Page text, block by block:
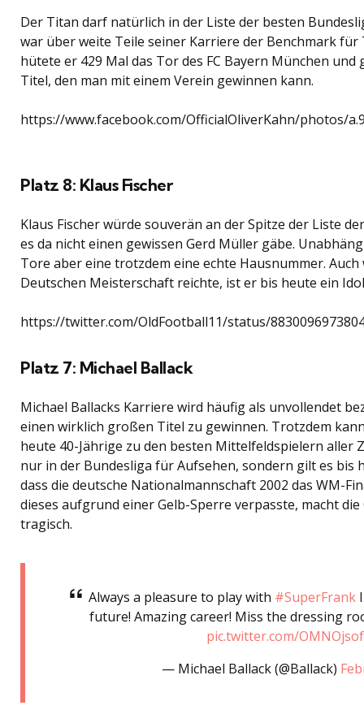
Der Titan darf natürlich in der Liste der besten
war über weite Teile seiner Karriere der Benchmark für
hütete er 429 Mal das Tor des FC Bayern München
Titel, den man mit einem Verein gewinnen kann.
https://www.facebook.com/OfficialOliverKahn/photos/
Platz 8: Klaus Fischer
Klaus Fischer würde souverän an der Spitze der Liste
es da nicht einen gewissen Gerd Müller gäbe.
Tore aber eine trotzdem eine echte Hausnummer.
Deutschen Meisterschaft reichte, ist er bis heute ein
https://twitter.com/OldFootball11/status/
Platz 7: Michael Ballack
Michael Ballacks Karriere wird häufig als unvollendet
einen wirklich großen Titel zu gewinnen. Trotzdem
heute 40-Jährige zu den besten Mittelfeldspielern aller
nur in der Bundesliga für Aufsehen, sondern gilt es bis
dass die deutsche Nationalmannschaft 2002 das WM-
dieses aufgrund einer Gelb-Sperre verpasste, macht
tragisch.
Always a pleasure to play with #SuperFrankI
future! Amazing career! Miss the dressing
pic.twitter.com/
— Michael Ballack (@Ballack)